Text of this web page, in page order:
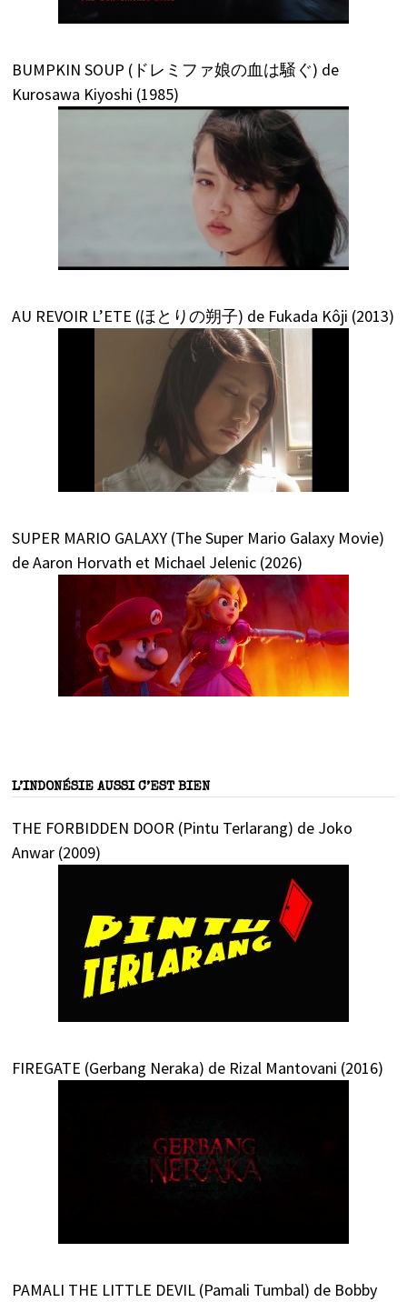
BUMPKIN SOUP (ドレミファ娘の血は騒ぐ) de
Kurosawa Kiyoshi (1985)
AU REVOIR L’ETE (ほとりの朔子) de Fukada Kôji (2013)
SUPER MARIO GALAXY (The Super Mario Galaxy Movie)
de Aaron Horvath et Michael Jelenic (2026)
L’INDONÉSIE AUSSI C’EST BIEN
THE FORBIDDEN DOOR (Pintu Terlarang) de Joko
Anwar (2009)
FIREGATE (Gerbang Neraka) de Rizal Mantovani (2016)
PAMALI THE LITTLE DEVIL (Pamali Tumbal) de Bobby